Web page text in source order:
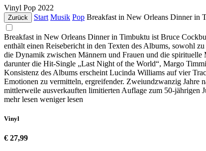
Vinyl Pop 2022
Zurück Start Musik Pop Breakfast in New Orleans Dinner in
Breakfast in New Orleans Dinner in Timbuktu ist Bruce
enthält einen Reisebericht in den Texten des Albums, sowohl
die Dynamik zwischen Männern und Frauen und die
darunter die Hit-Single „Last Night of the World“, Margo
Konsistenz des Albums erscheint Lucinda Williams auf vier
Emotionen zu vermitteln, ergreifender. Zweiundzwanzig
mittlerweile ausverkauften limitierten Auflage zum 50-jährigen
mehr lesen weniger lesen
Vinyl
€ 27,99